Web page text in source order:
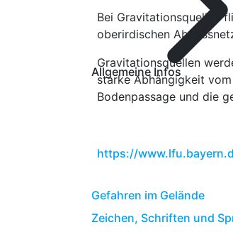
Allgemeine Infos
Gefahren im Gelände
Zeichen, Schriften und
Bei Gravitationsquellen
oberirdischen
Gravitationsquellen
starke Abhängigkeit
Bodenpassage und die
https://